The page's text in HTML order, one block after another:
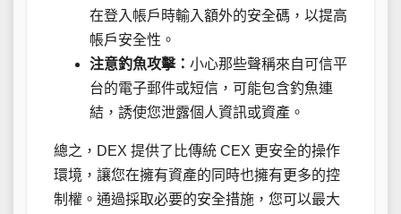
在登入帳戶時輸入額外的安全碼，以提高
帳戶安全性。
注意釣魚攻擊： 小心那些聲稱來自可信平
台的電子郵件或短信，可能包含釣魚連
結，誘使您泄露個人資訊或資產。
總之，DEX 提供了比傳統 CEX 更安全的操作
環境，讓您在擁有資產的同時也擁有更多的控
制權。通過採取必要的安全措施，您可以最大